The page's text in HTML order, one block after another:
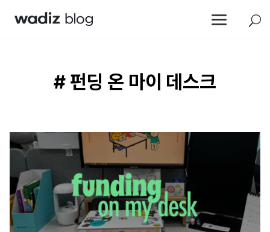
a U
# 펀딩 온 마이 데스크